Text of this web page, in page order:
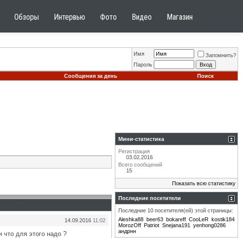
Обзоры Интервью Фото Видео Магазин
Имя
Запомнить?
Пароль
Сообщения за день Поиск
14.09.2016 11:02
для этого надо ?
Мини-статистика
Регистрация
03.02.2016
Всего сообщений
15
Показать всю статистику
Последние посетители
Последние 10 посетителя(ей) этой страницы:
Aleshka88 beer63 bokareff CooLeR kostik184
MorozOff Patriot Snejana191
yenhong0286
андрнн